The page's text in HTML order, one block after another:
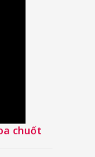
chuốt